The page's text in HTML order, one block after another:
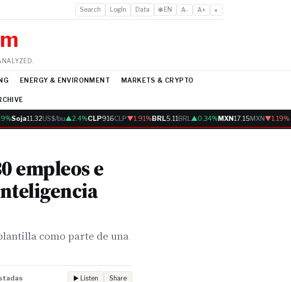
Search LogIn Data 🌐 EN A- A+ ◐
ENERGY & ENVIRONMENT MARKETS & CRYPTO
Soja11.32US$/bu▲2.4%CLP916CLP▼1.91%BRL5.11 BRL▲0.34%MXN17.15MXN▼1.19%
empleos e
como parte de una
▶ Listen Share